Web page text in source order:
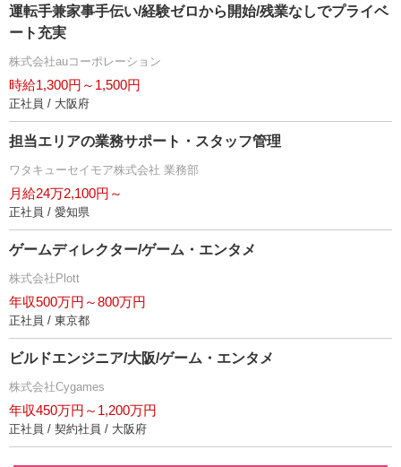
運転手兼家事手伝い/経験ゼロから開始/残業なしでプライベ
ート充実
株式会社auコーポレーション
時給1,300円～1,500円
正社員 / 大阪府
担当エリアの業務サポート・スタッフ管理
ワタキューセイモア株式会社 業務部
月給24万2,100円～
正社員 / 愛知県
ゲームディレクター/ゲーム・エンタメ
株式会社Plott
年収500万円～800万円
正社員 / 東京都
ビルドエンジニア/大阪/ゲーム・エンタメ
株式会社Cygames
年収450万円～1,200万円
正社員 / 契約社員 / 大阪府